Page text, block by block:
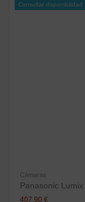
Consultar disponibilidad
Cámaras
Panasonic
407,90 €